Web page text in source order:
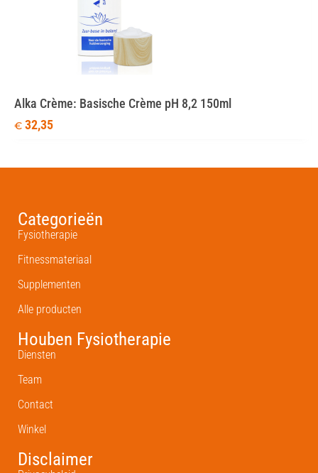
Alka Crème: Basische Crème pH 8,2 150ml
€ 32,35
Categorieën
Fysiotherapie
Fitnessmateriaal
Supplementen
Alle producten
Houben Fysiotherapie
Diensten
Team
Contact
Winkel
Disclaimer